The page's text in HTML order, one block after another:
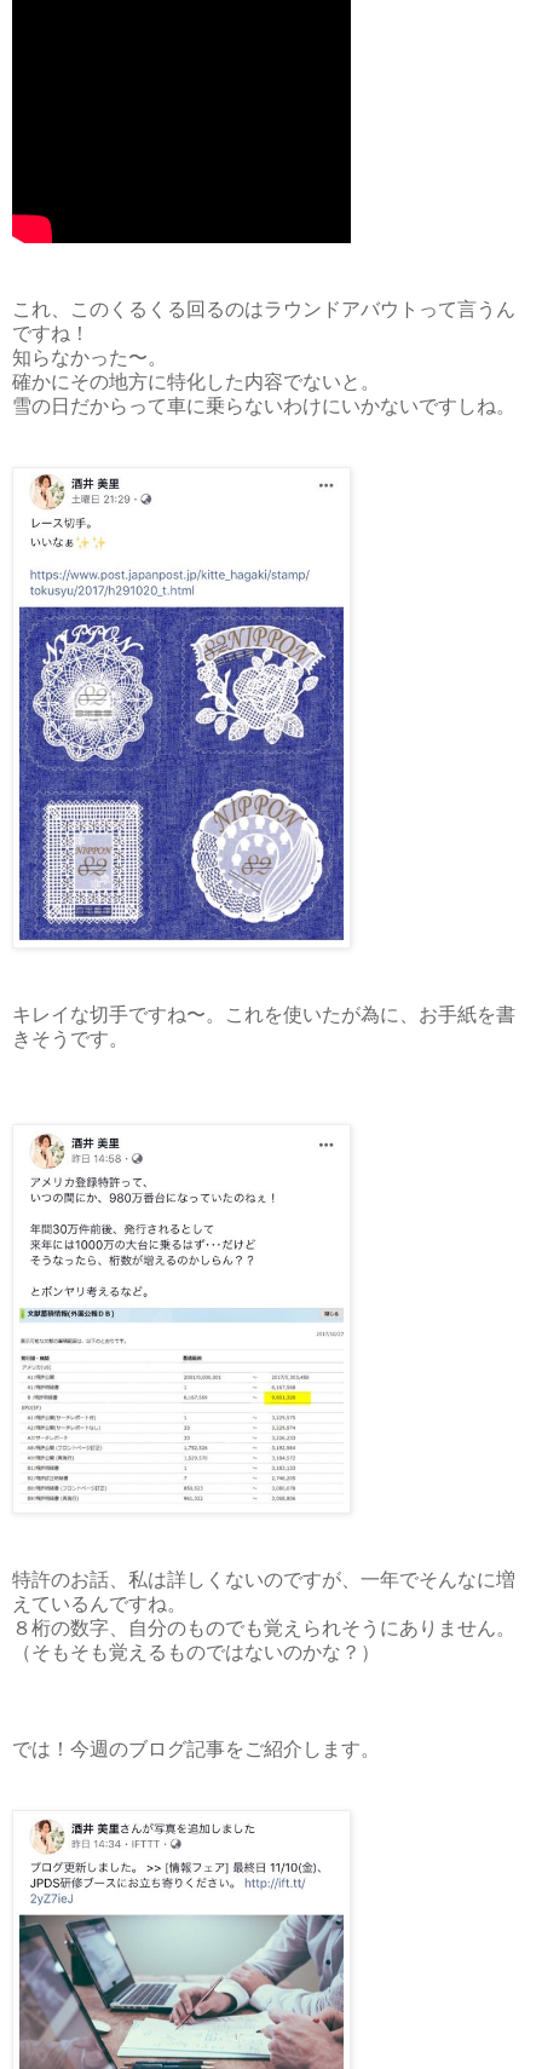
これ、このくるくる回るのはラウンドアバウトって言うん
ですね！
知らなかった〜。
確かにその地方に特化した内容でないと。
雪の日だからって車に乗らないわけにいかないですしね。
キレイな切手ですね〜。これを使いたが為に、お手紙を書
きそうです。
特許のお話、私は詳しくないのですが、一年でそんなに増
えているんですね。
８桁の数字、自分のものでも覚えられそうにありません。
（そもそも覚えるものではないのかな？）
では！今週のブログ記事をご紹介します。